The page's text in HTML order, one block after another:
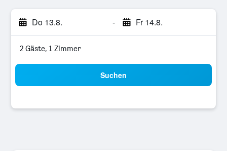
Do 13.8. - Fr 14.8.
2 Gäste, 1 Zimmer
Suchen